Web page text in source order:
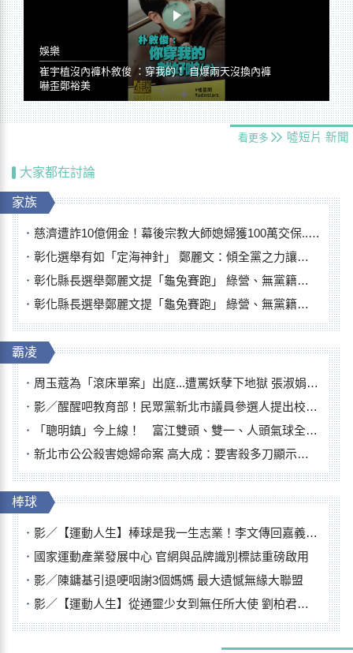
娛樂
崔宇植沒內褲朴敘俊 ：穿我的！ 自爆兩天沒換內褲
嚇歪鄭裕美
看更多 噓短片 新聞
大家都在討論
家族
慈濟遭詐10億佣金！幕後宗教大師媳婦獲100萬交保...快步奔離不發一語
彰化選舉有如「定海神針」 鄭麗文：傾全黨之力讓彰化贏
彰化縣長選舉鄭麗文提「龜兔賽跑」 綠營、無黨籍忙否認是烏龜
彰化縣長選舉鄭麗文提「龜兔賽跑」 綠營、無黨籍忙否認是烏龜
霸凌
周玉蔻為「滾床單案」出庭...遭罵妖孽下地獄 張淑娟批：舌頭殺人有罪
影／醒醒吧教育部！民眾黨新北市議員參選人提出校園反毒防線升級政見
「聰明鎮」今上線！ 富江雙頭、雙一、人頭氣球全登場
新北市公公殺害媳婦命案 高大成：要害殺多刀顯示怨恨深
棒球
影／【運動人生】棒球是我一生志業！李文傳回嘉義扎根點亮KANO精神
國家運動產業發展中心 官網與品牌識別標誌重磅啟用
影／陳鏞基引退哽咽謝3個媽媽 最大遺憾無緣大聯盟
影／【運動人生】從通靈少女到無任所大使 劉柏君女裁判人生國際發光